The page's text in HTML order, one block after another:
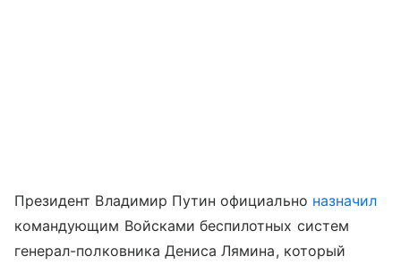
Президент Владимир Путин официально назначил
командующим Войсками беспилотных систем
генерал-полковника Дениса Лямина, который